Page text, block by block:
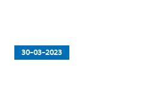
30-03-2023